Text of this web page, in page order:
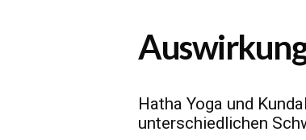
Hatha Yoga und
unterschiedlichen